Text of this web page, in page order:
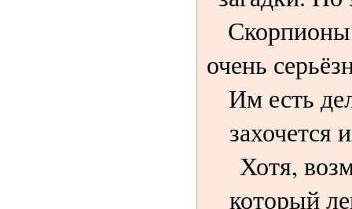
очень
Им есть
захочется
Хотя,
который